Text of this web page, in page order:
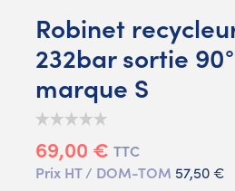
Robinet
232bar sortie
marque S
69,00 € TTC
Prix HT / DOM-TOM 57,50 €